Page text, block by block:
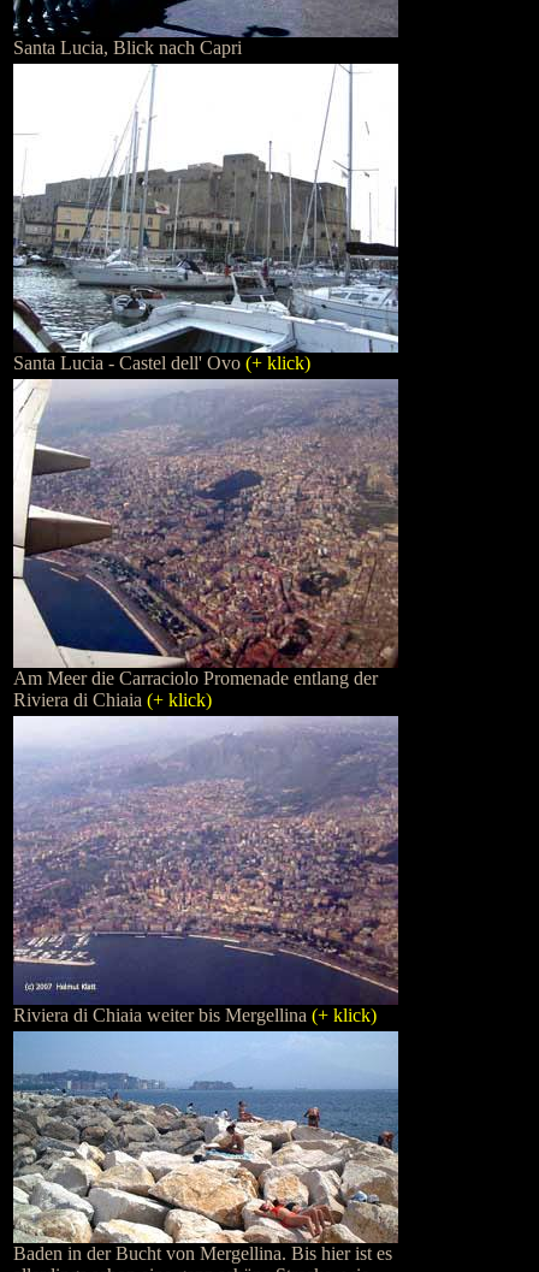
Santa Lucia, Blick nach Capri
Santa Lucia - Castel dell' Ovo (+ klick)
Am Meer die Carraciolo Promenade entlang der
Riviera di Chiaia (+ klick)
Riviera di Chiaia weiter bis Mergellina (+ klick)
Baden in der Bucht von Mergellina. Bis hier ist es